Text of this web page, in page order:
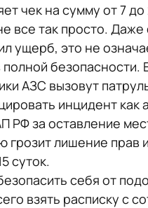
чек на сумму от 7
все так просто. Даже
ущерб, это не
безопасности.
АЗС вызовут
инцидент как
РФ за оставление
грозит лишение прав
суток.
себя от
взять расписку с